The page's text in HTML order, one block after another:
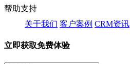
帮助支持
关于我们 客户案例 CRM资讯
立即获取免费体验